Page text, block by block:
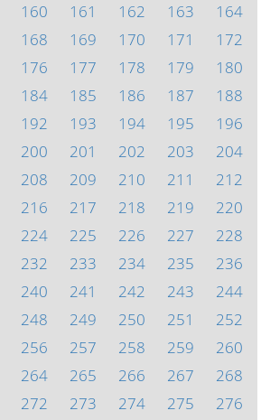
160 161 162 163
164
168 169 170 171
172
176 177 178 179
180
184 185 186 187
188
192 193 194 195
196
200 201 202 203
204
208 209 210 211
212
216 217 218 219
220
224 225 226 227
228
232 233 234 235
236
240 241 242 243
244
248 249 250 251
252
256 257 258 259
260
264 265 266 267
268
272 273 274 275
276